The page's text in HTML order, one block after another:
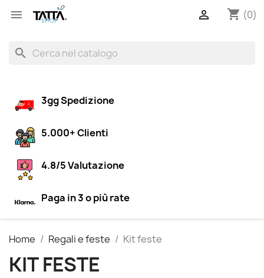
 shopping_cart (0)

search
3gg Spedizione
5.000+ Clienti
4.8/5 Valutazione
Paga in 3 o più rate
Home Regali e feste Kit feste
KIT FESTE